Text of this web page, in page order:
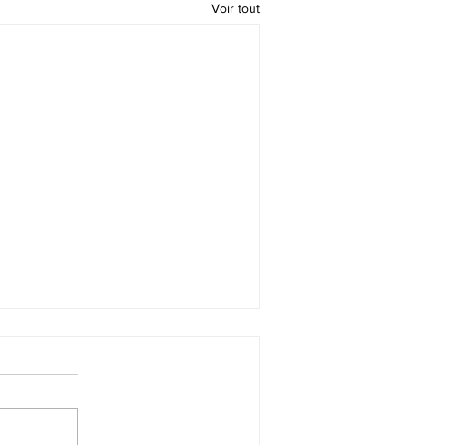
Voir tout